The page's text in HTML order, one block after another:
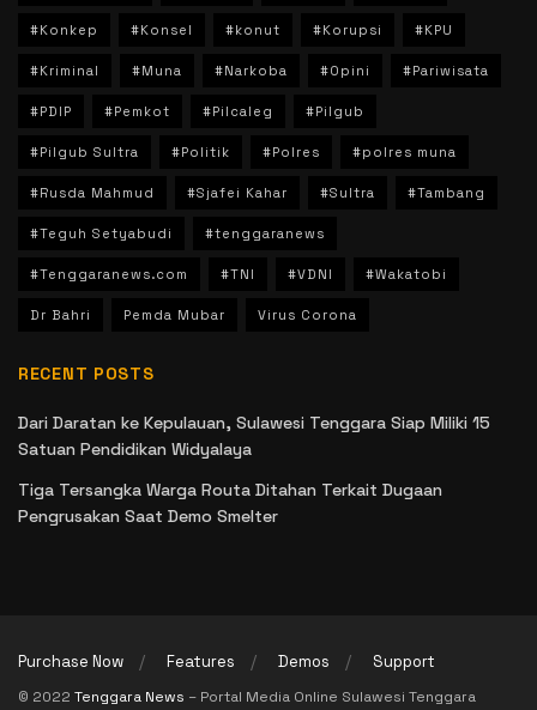
#Konkep #Konsel #konut #Korupsi #KPU
#Kriminal #Muna #Narkoba #Opini #Pariwisata
#PDIP #Pemkot #Pilcaleg #Pilgub
#Pilgub Sultra #Politik #Polres #polres muna
#Rusda Mahmud #Sjafei Kahar #Sultra #Tambang
#Teguh Setyabudi #tenggaranews
#Tenggaranews.com #TNI #VDNI #Wakatobi
Dr Bahri Pemda Mubar Virus Corona
RECENT POSTS
Dari Daratan ke Kepulauan, Sulawesi Tenggara Siap Miliki 15
Satuan Pendidikan Widyalaya
Tiga Tersangka Warga Routa Ditahan Terkait Dugaan
Pengrusakan Saat Demo Smelter
Purchase Now Features Demos Support
© 2022 Tenggara News – Portal Media Online Sulawesi Tenggara